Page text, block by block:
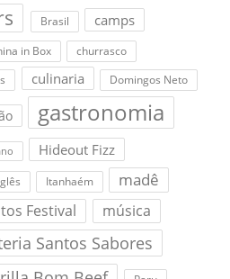
Brasil camps
in Box
churrasco
culinaria Domingos Neto
gastronomia
Hideout Fizz
Itanhaém madê
Festival música
Santos Sabores